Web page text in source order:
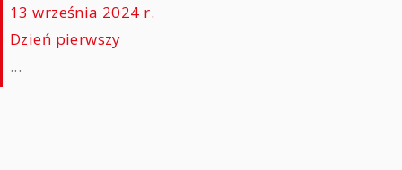
13 września 2024 r.
Dzień pierwszy
...